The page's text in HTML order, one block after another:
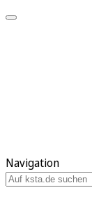
Navigation